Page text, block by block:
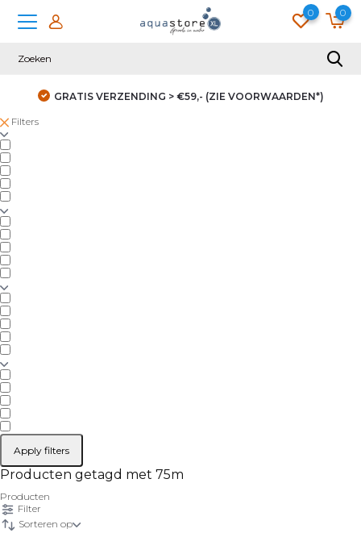
0 0
GRATIS VERZENDING > €59,- (ZIE VOORWAARDEN*)
Filters
Apply filters
Producten getagd met 75m
Producten
Filter
Sorteren op